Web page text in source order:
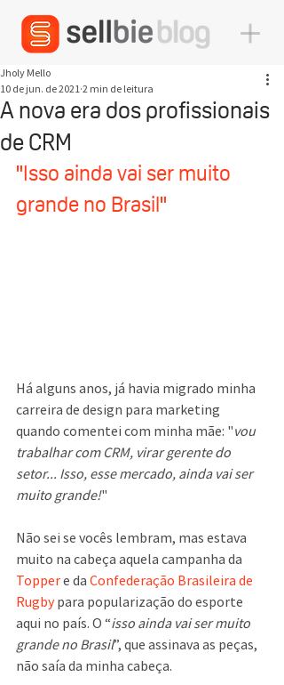
A nova era dos profissionais
de CRM
Jholy Mello
10 de jun. de 2021 2 min de leitura
"Isso ainda vai ser muito
grande no Brasil"
Há alguns anos, já havia migrado minha
carreira de design para marketing
quando comentei com minha mãe: "vou
trabalhar com CRM, virar gerente do
setor... Isso, esse mercado, ainda vai ser
muito grande!"
Não sei se vocês lembram, mas estava
muito na cabeça aquela campanha da
Topper e da Confederação Brasileira de
Rugby para popularização do esporte
aqui no país. O “isso ainda vai ser muito
grande no Brasil”, que assinava as peças,
não saía da minha cabeça.